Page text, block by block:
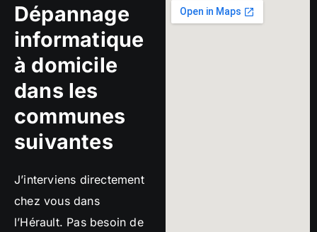
Dépannage
informatique
à domicile
dans les
communes
suivantes
J’interviens directement
chez vous dans
l’Hérault. Pas besoin de